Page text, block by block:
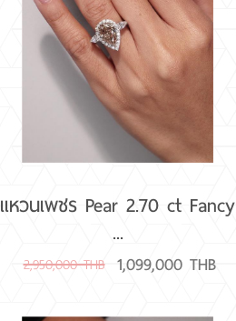
แหวนเพชร Pear 2.70 ct Fancy
...
2,950,000 THB 1,099,000 THB